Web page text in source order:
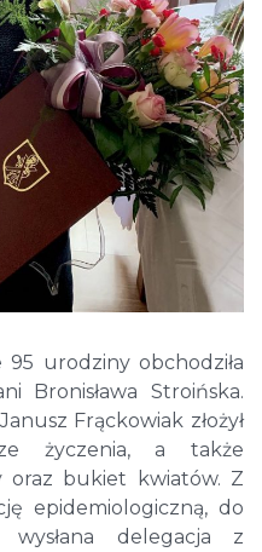
urodziny obchodziła
Bronisława Stroińska.
Frąckowiak złożył
życzenia, a także
oraz bukiet kwiatów. Z
epidemiologiczną, do
wysłana delegacja z